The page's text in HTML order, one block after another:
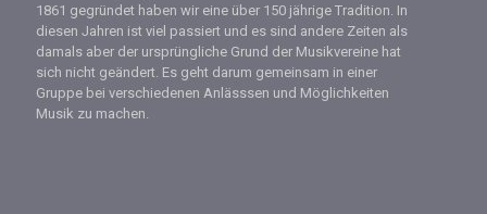
1861 gegründet haben wir eine über 150 jährige Tradition. In
diesen Jahren ist viel passiert und es sind andere Zeiten als
damals aber der ursprüngliche Grund der Musikvereine hat
sich nicht geändert. Es geht darum gemeinsam in einer
Gruppe bei verschiedenen Anlässsen und Möglichkeiten
Musik zu machen.